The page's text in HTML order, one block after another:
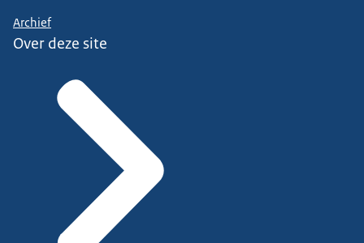
Archief
Over deze site